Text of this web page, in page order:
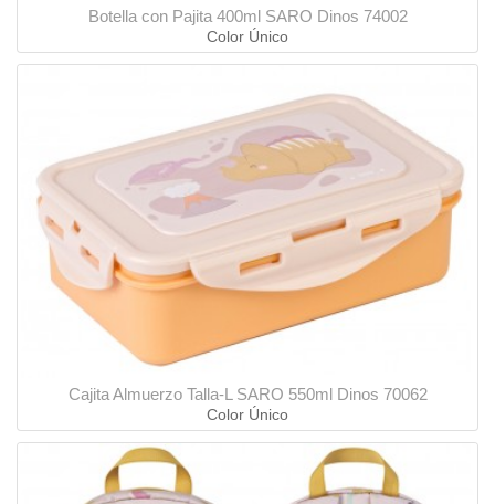
Botella con Pajita 400ml SARO Dinos 74002
Color Único
Cajita Almuerzo Talla-L SARO 550ml Dinos 70062
Color Único